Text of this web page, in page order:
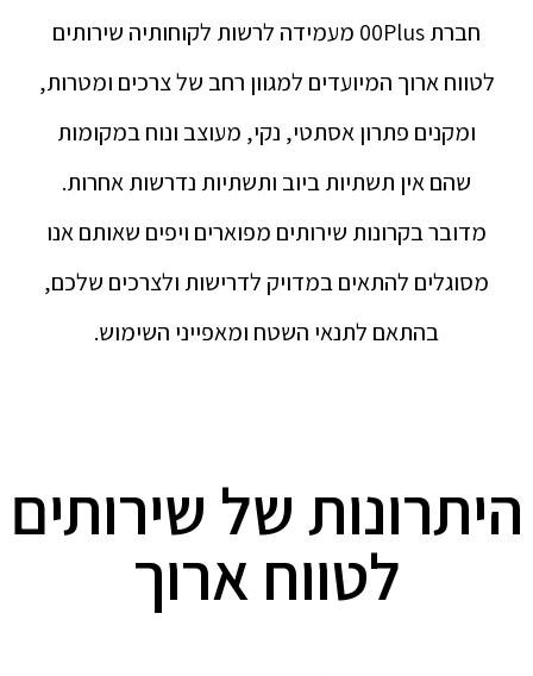
חברת 00Plus מעמידה לרשות לקוחותיה שירותים
לטווח ארוך המיועדים למגוון רחב של צרכים ומטרות,
ומקנים פתרון אסתטי, נקי, מעוצב ונוח במקומות
שהם אין תשתיות ביוב ותשתיות נדרשות אחרות.
מדובר בקרונות שירותים מפוארים ויפים שאותם אנו
מסוגלים להתאים במדויק לדרישות ולצרכים שלכם,
בהתאם לתנאי השטח ומאפייני השימוש.
היתרונות של שירותים
לטווח ארוך